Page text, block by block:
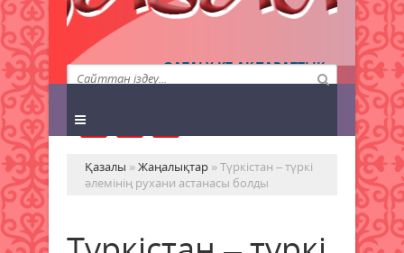
QAZALY.KZ АҚПАРАТТЫҚ
АГЕНТТІГІ
Қазалы »Жаңалықтар » Түркістан – түркі
әлемінің рухани астанасы болды